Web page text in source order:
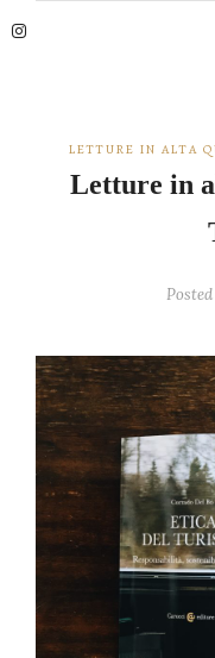
LETTURE IN ALTA
Letture in